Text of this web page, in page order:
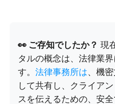
👀 ご存知でしたか？ 現
タルの概念は、法律業
す。 法律事務所は、機
して共有し、クライア
スを伝えるための、安